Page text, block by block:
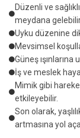
Düzenli ve
meydana
Uyku düzenine
Mevsimsel
Güneş
İş ve meslek
Mimik gibi
etkileyebilir.
Son olarak,
artmasına yol